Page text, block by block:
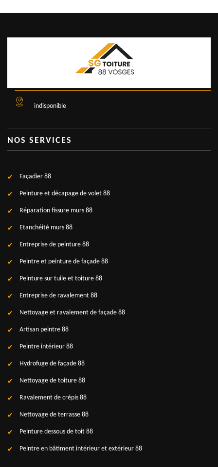
indisponible
NOS SERVICES
Façadier 88
Peinture et décapage de volet 88
Réparation fissure murs 88
Etanchéité murs 88
Entreprise de peinture 88
Peintre et peinture de façade 88
Peinture sur tuile et toiture 88
Entreprise de ravalement 88
Nettoyage et ravalement de façade 88
Artisan peintre 88
Peintre intérieur 88
Hydrofuge de façade 88
Nettoyage de toiture 88
Ravalement de crépis 88
Nettoyage de terrasse 88
Peinture dessous de toit 88
Peintre en bâtiment intérieur et extérieur 88